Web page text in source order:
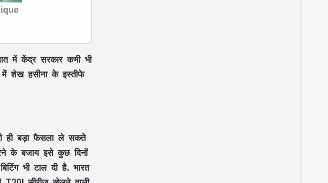
में केंद्र सरकार कभी भी
में शेख हसीना के इस्तीफे
ही बड़ा फैसला ले सकते
के बजाय इसे कुछ दिनों
भी टाल दी है. भारत